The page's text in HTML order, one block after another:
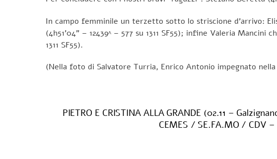
In campo femminile un terzetto sotto lo striscione d’arrivo:
(4h51’04” – 12439^ – 577 su 1311 SF55); infine Valeria
1311 SF55).
(Nella foto di Salvatore Turria, Enrico Antonio impegnato
PIETRO E CRISTINA ALLA GRANDE (02.11 –
CEMES / SE.FA.MO / CDV